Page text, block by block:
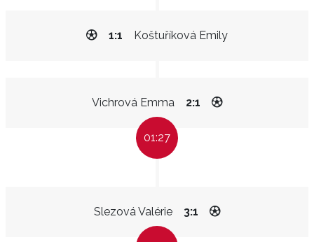
Koštuříková Emily
1:1
Vichrová Emma 2:1
01:27
Slezová Valérie 3:1